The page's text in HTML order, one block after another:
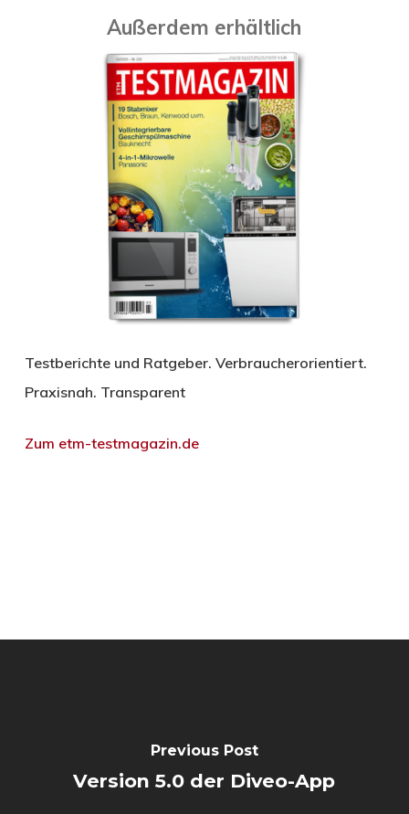
Außerdem erhältlich
Testberichte und Ratgeber. Verbraucherorientiert.
Praxisnah. Transparent
Zum etm-testmagazin.de
Previous Post
Version 5.0 der Diveo-App